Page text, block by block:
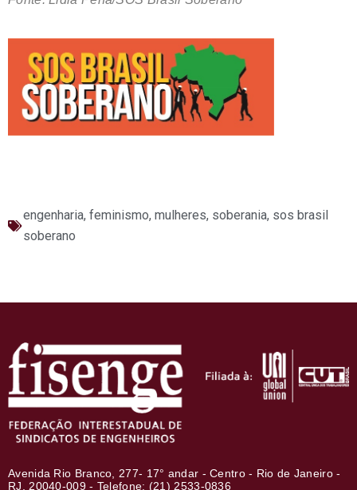
engenharia, feminismo, mulheres, soberania, sos brasil
soberano
Avenida Rio Branco, 277- 17° andar - Centro - Rio de Janeiro -
RJ, 20040-009 - Telefone: (21) 2533-0836